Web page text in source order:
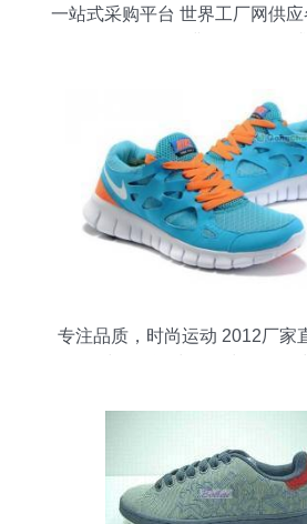
一站式采购平台 世界工厂网供应
专注品质，时尚运动 2012厂家